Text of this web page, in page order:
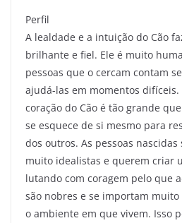
Perfil
A lealdade e a intuição do Cão
brilhante e fiel. Ele é muito
pessoas que o cercam contam
ajudá-las em momentos
coração do Cão é tão grande
se esquece de si mesmo para
dos outros. As pessoas nascidas
muito idealistas e querem criar
lutando com coragem pelo que
são nobres e se importam muito
o ambiente em que vivem. Isso